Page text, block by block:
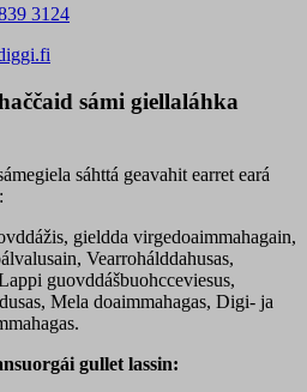
3124
sámi giellaláhka
sáhttá geavahit earret eará
gieldda virgedoaimmahagain,
Vearrohálddahusas,
guovddášbuohcceviesus,
Mela doaimmahagas, Digi- ja
gullet lassin: